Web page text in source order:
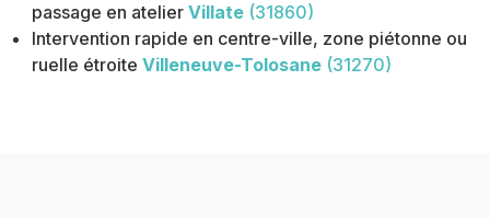
passage en atelier Villate (31860)
Intervention rapide en centre-ville, zone piétonne ou
ruelle étroite Villeneuve-Tolosane (31270)